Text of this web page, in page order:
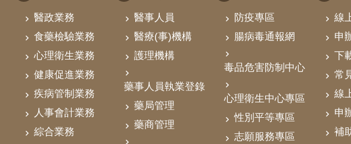
醫政業務
食藥檢驗業務
心理衛生業務
健康促進業務
疾病管制業務
人事會計業務
綜合業務
醫事人員
醫療(事)機構
護理機構
藥事人員執業登錄
藥局管理
藥商管理
防疫專區
腸病毒通報網
毒品危害防制中心
心理衛生中心專區
性別平等專區
志願服務專區
線
申
下
常
線
申
補